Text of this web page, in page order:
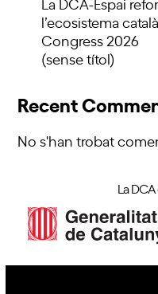
l’ecosistema
Congress 2026
(sense títol)
Recent
No s'han trobat
La